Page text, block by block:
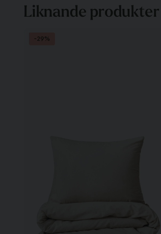
Liknande produkter
-29%